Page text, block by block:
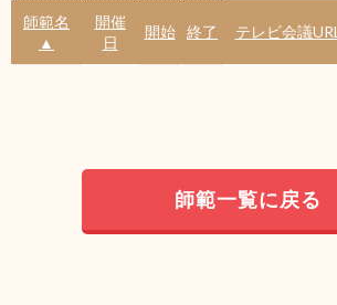
師範名
▲
開催
日
開始 終了 テレビ会議URL
師範一覧に戻る